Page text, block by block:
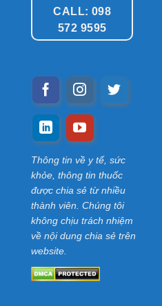
CALL: 098
572 9595
Thông tin về y tế, sức
khỏe, thông tin thuốc
được chia sẻ từ nhiều
thành viên. Chúng tôi
không chịu trách nhiệm
về nội dung chia sẻ trên
website.